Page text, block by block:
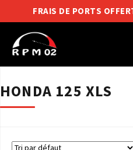
FRAIS DE PORTS
HONDA 125 XLS